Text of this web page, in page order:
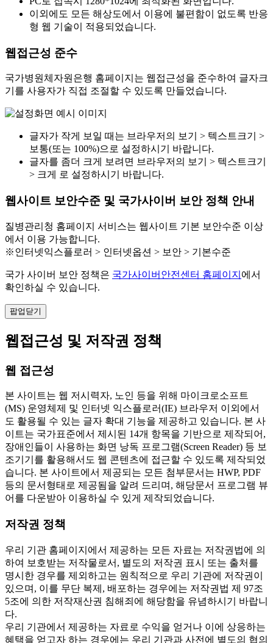
이외에도 모든 해상도에서 이용에 불편함이 없도록 반응
형 웹 기술이 적용되었습니다.
웹접근성 준수
국가병원체자원은행 홈페이지는 웹접근성을 준수하여 글자크
기를 사용자가 직접 조절할 수 있도록 만들었습니다.
글자가 작게 보일 때는 브라우저의 보기 > 텍스트크기 >
보통(또는 100%)으로 설정하시기 바랍니다.
글자를 좀더 크게 보려면 브라우저의 보기 > 텍스트크기
> 크게 로 설정하시기 바랍니다.
웹사이트 보안수준 및 국가사이버 보안 정책 안내
질병관리청 홈페이지 서비스는 웹사이트 기본 보안수준 이상
에서 이용 가능합니다.
※인터넷익스플로러 > 인터넷옵션 > 보안 > 기본수준
국가 사이버 보안 정책은 국가사이버안전센터 홈페이지 에서
확인하실 수 있습니다.
팝업닫기
웹접근성 및 저작권 정책
웹 접근성
본 사이트는 웹 저시력자, 노인 등을 위해 마이크로소프트
(MS) 운영체제 및 인터넷 익스플로러(IE) 브라우저 이외에서
도 활용될 수 있는 글자 확대 기능을 제공하고 있습니다. 본 사
이트는 국가표준에서 제시된 14개 항목을 기반으로 제작되어,
장애인들이 사용하는 화면 낭독 프로그램(Screen Reader) 등 보
조기기를 활용해서도 웹 콘텐츠에 접근할 수 있도록 제작되었
습니다. 본 사이트에서 제공되는 모든 첨부문서는 HWP, PDF
등의 문서형태로 제공됨을 알려 드리며, 해당문서 프로그램 뷰
어를 다운받아 이용하실 수 있게 제작되었습니다.
저작권 정책
우리 기관 홈페이지에서 제공하는 모든 자료는 저작권법에 의
하여 보호받는 저작물로서, 별도의 저작권 표시 또는 출처를
명시한 경우를 제외하고는 원칙적으로 우리 기관에 저작권이
있으며, 이를 무단 복제, 배포하는 경우에는 저작권법 제 97조
5조에 의한 저작재산권 침해죄에 해당함을 유념하시기 바랍니
다.
우리 기관에서 제공하는 자료로 수익을 얻거나 이에 상응하는
혜택을 얻고자 하는 경우에는 우리 기관과 사전에 별도의 협의